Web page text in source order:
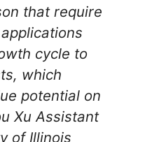
that require
cycle to
which
potential on
Xu Assistant
of Illinois